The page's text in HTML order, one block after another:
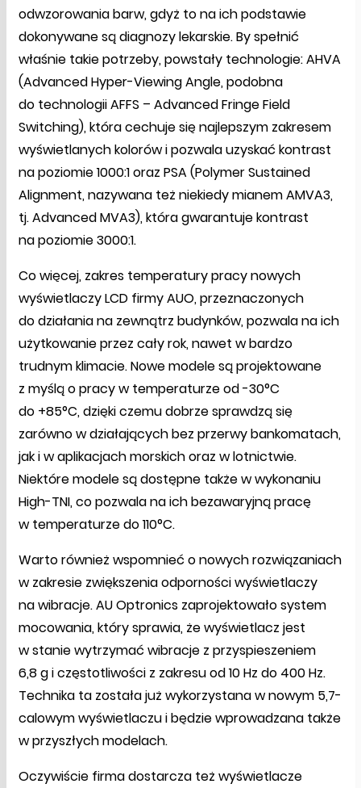
odwzorowania barw, gdyż to na ich podstawie
dokonywane są diagnozy lekarskie. By spełnić
właśnie takie potrzeby, powstały technologie: AHVA
(Advanced Hyper-Viewing Angle, podobna
do technologii AFFS – Advanced Fringe Field
Switching), która cechuje się najlepszym zakresem
wyświetlanych kolorów i pozwala uzyskać kontrast
na poziomie 1000:1 oraz PSA (Polymer Sustained
Alignment, nazywana też niekiedy mianem AMVA3,
tj. Advanced MVA3), która gwarantuje kontrast
na poziomie 3000:1.
Co więcej, zakres temperatury pracy nowych
wyświetlaczy LCD firmy AUO, przeznaczonych
do działania na zewnątrz budynków, pozwala na ich
użytkowanie przez cały rok, nawet w bardzo
trudnym klimacie. Nowe modele są projektowane
z myślą o pracy w temperaturze od -30°C
do +85°C, dzięki czemu dobrze sprawdzą się
zarówno w działających bez przerwy bankomatach,
jak i w aplikacjach morskich oraz w lotnictwie.
Niektóre modele są dostępne także w wykonaniu
High-TNI, co pozwala na ich bezawaryjną pracę
w temperaturze do 110°C.
Warto również wspomnieć o nowych rozwiązaniach
w zakresie zwiększenia odporności wyświetlaczy
na wibracje. AU Optronics zaprojektowało system
mocowania, który sprawia, że wyświetlacz jest
w stanie wytrzymać wibracje z przyspieszeniem
6,8 g i częstotliwości z zakresu od 10 Hz do 400 Hz.
Technika ta została już wykorzystana w nowym 5,7-
calowym wyświetlaczu i będzie wprowadzana także
w przyszłych modelach.
Oczywiście firma dostarcza też wyświetlacze